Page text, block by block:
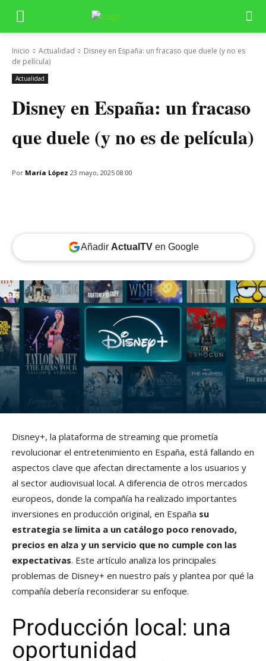
Inicio Actualidad
Disney en España: un fracaso que duele (y no es
de película)
Actualidad
Disney en España: un fracaso
que duele (y no es de película)
Por María López 23 mayo, 2025 08:00
Añadir ActualTVen Google
Disney+, la plataforma de streaming que prometía
revolucionar el entretenimiento en España, está fallando en
aspectos clave que afectan directamente a los usuarios y
al sector audiovisual local. A diferencia de otros mercados
europeos, donde la compañía ha realizado importantes
inversiones en producción original, en España su
estrategia se limita a un catálogo poco renovado,
precios en alza y un servicio que no cumple con las
expectativas. Este artículo analiza los principales
problemas de Disney+ en nuestro país y plantea por qué la
compañía debería reconsiderar su enfoque.
Producción local: una
oportunidad